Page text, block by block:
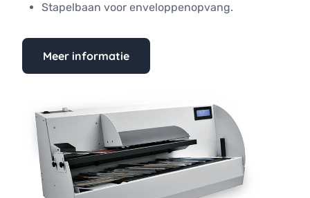
Stapelbaan voor enveloppenopvang.
Meer informatie